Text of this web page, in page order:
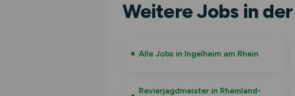
Weitere Jobs in
Alle Jobs in Ingelheim am Rhein
Revierjagdmeister in Rheinland-